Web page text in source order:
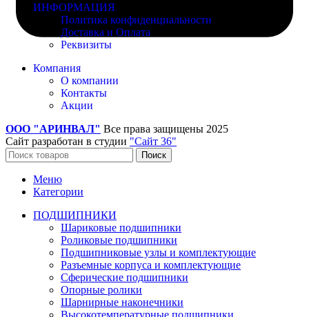
ИНФОРМАЦИЯ
Политика конфиденциальности
Доставка и Оплата
Реквизиты
Компания
О компании
Контакты
Акции
ООО "АРИНВАЛ" Все права защищены 2025
Сайт разработан в студии "Сайт 36"
Поиск
Меню
Категории
ПОДШИПНИКИ
Шариковые подшипники
Роликовые подшипники
Подшипниковые узлы и комплектующие
Разъемные корпуса и комплектующие
Сферические подшипники
Опорные ролики
Шарнирные наконечники
Высокотемпературные подшипники